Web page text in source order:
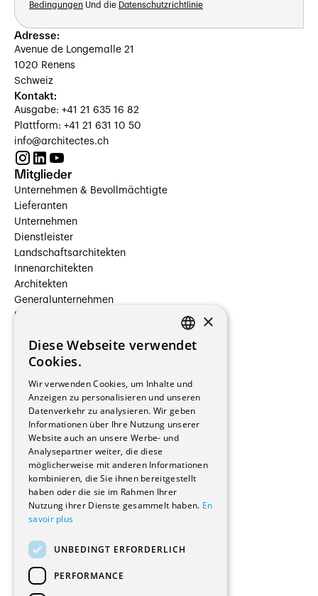
Bedingungen Und die Datenschutzrichtlinie
Adresse:
Avenue de Longemalle 21
1020 Renens
Schweiz
Kontakt:
Ausgabe: +41 21 635 16 82
Plattform: +41 21 631 10 50
info@architectes.ch
Mitglieder
Unternehmen & Bevollmächtigte
Lieferanten
Unternehmen
Dienstleister
Landschaftsarchitekten
Innenarchitekten
Architekten
Generalunternehmen
Beauftragte Unternehmen
Hersteller/Lieferanten
Bauherrschaften
Immobilienverwaltungsgesellschaften
Stockwerkeigentum
Reportagen
Wohnungen
Renovierungen
Innere Umbauten
Gastgewerbe und Tourismus
Verwaltungsgebäude und Geschäfte
Schuleinrichtungen
Medizinische Einrichtungen
Kultur - Sport - Freizeit
Industrie - Handwerk
Transport und Parkplätze
FRENCH
×
Diese Webseite verwendet
Cookies.
Wir verwenden Cookies, um Inhalte und
Anzeigen zu personalisieren und unseren
Datenverkehr zu analysieren. Wir geben
Informationen über Ihre Nutzung unserer
Website auch an unsere Werbe- und
Analysepartner weiter, die diese
möglicherweise mit anderen Informationen
kombinieren, die Sie ihnen bereitgestellt
haben oder die sie im Rahmen Ihrer
Nutzung ihrer Dienste gesammelt haben. En
savoir plus
UNBEDINGT ERFORDERLICH
PERFORMANCE